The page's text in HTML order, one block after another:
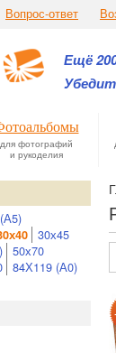
Вопрос-ответ
Ещё
для фотографий
и рукоделия
30х45
50х70
84Х119 (А0)